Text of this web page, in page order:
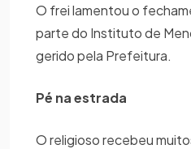
O frei lamentou o
parte do Instituto de
gerido pela Prefeitura.
Pé na estrada
O religioso recebeu